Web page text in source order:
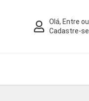
Olá, Entre ou
Cadastre-se